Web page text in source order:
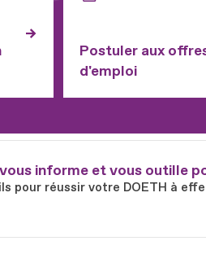
Postuler aux
d'emploi
informe et vous outille
pour réussir votre DOETH à